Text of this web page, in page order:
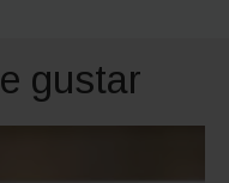
gustar